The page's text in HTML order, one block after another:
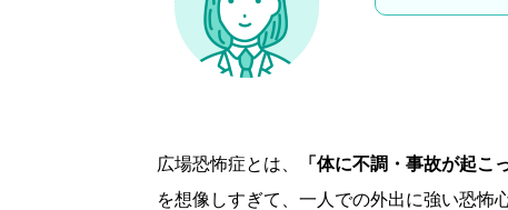
広場恐怖症とは、 「体に不調・事故が起こ
を想像しすぎて、一人での外出に強い恐怖